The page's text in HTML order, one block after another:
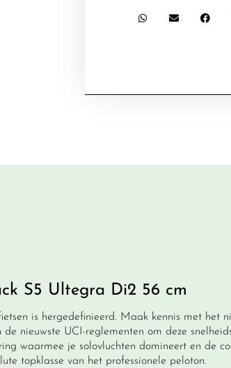
S5 Ultegra Di2 56 cm
is hergedefinieerd. Maak kennis met het
nieuwste UCI-reglementen om deze
waarmee je solovluchten domineert en de
topklasse van het professionele peloton.